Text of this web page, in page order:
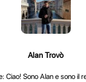
aiutare
con i
un servizio